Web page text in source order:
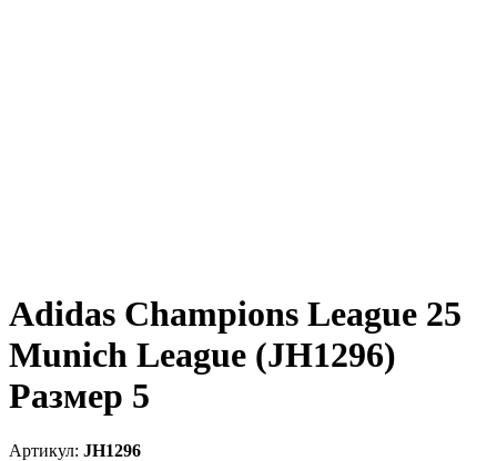
Adidas Champions League 25
Munich League (JH1296)
Размер 5
JH1296